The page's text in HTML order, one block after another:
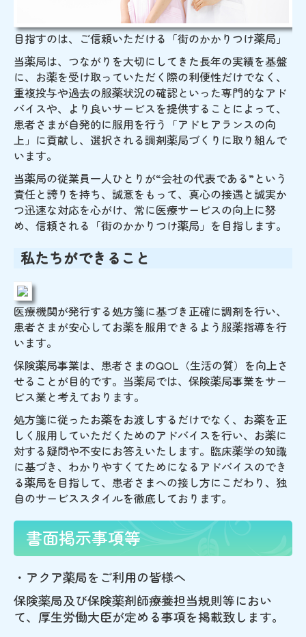
目指すのは、ご信頼いただける「街のかかりつけ薬局」
当薬局は、つながりを大切にしてきた長年の実績を基盤
に、お薬を受け取っていただく際の利便性だけでなく、
重複投与や過去の服薬状況の確認といった専門的なアド
バイスや、より良いサービスを提供することによって、
患者さまが自発的に服用を行う「アドヒアランスの向
上」に貢献し、選択される調剤薬局づくりに取り組んで
います。
当薬局の従業員一人ひとりが“会社の代表である”という
責任と誇りを持ち、誠意をもって、真心の接遇と誠実か
つ迅速な対応を心がけ、常に医療サービスの向上に努
め、信頼される「街のかかりつけ薬局」を目指します。
私たちができること
医療機関が発行する処方箋に基づき正確に調剤を行い、
患者さまが安心してお薬を服用できるよう服薬指導を行
います。
保険薬局事業は、患者さまのQOL（生活の質）を向上さ
せることが目的です。当薬局では、保険薬局事業をサー
ビス業と考えております。
処方箋に従ったお薬をお渡しするだけでなく、お薬を正
しく服用していただくためのアドバイスを行い、お薬に
対する疑問や不安にお答えいたします。臨床薬学の知識
に基づき、わかりやすくてためになるアドバイスのでき
る薬局を目指して、患者さまへの接し方にこだわり、独
自のサービススタイルを徹底しております。
書面掲示事項等
・アクア薬局をご利用の皆様へ
保険薬局及び保険薬剤師療養担当規則等におい
て、厚生労働大臣が定める事項を掲載致します。